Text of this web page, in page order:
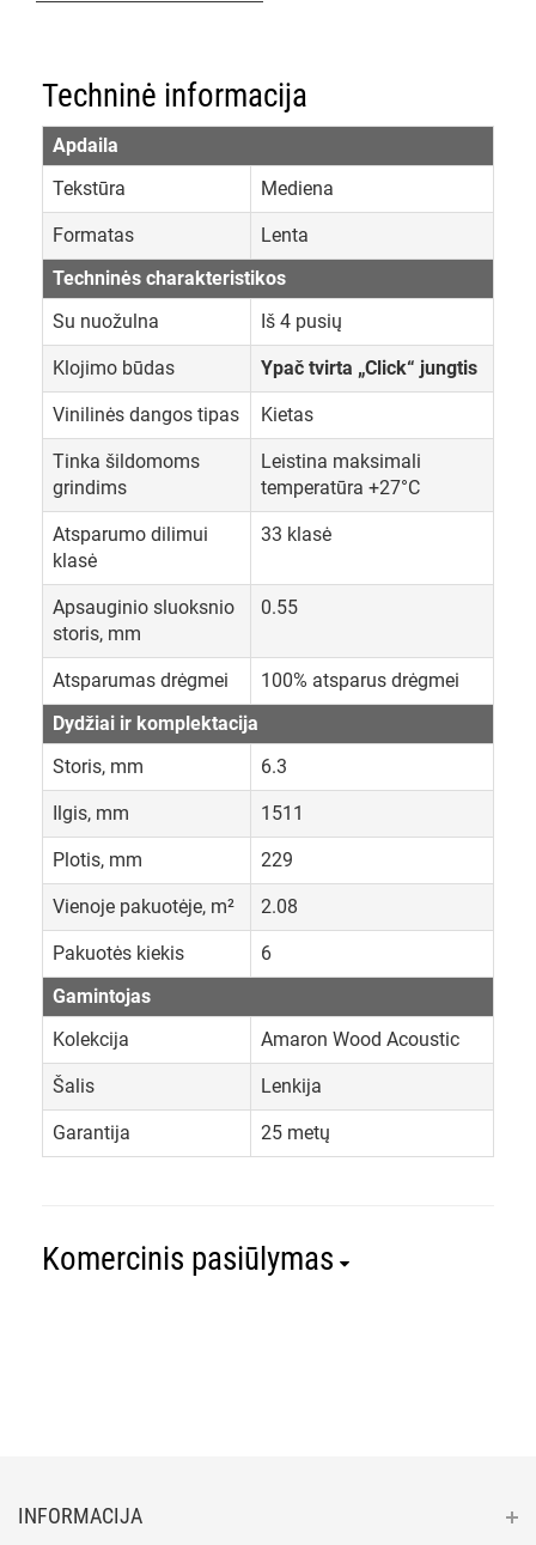
Techninė informacija
Apdaila
Tekstūra
Mediena
Formatas
Lenta
Techninės charakteristikos
Su nuožulna
Iš 4 pusių
Klojimo būdas Ypač tvirta „Click“ jungtis
Vinilinės dangos tipas Kietas
Tinka šildomoms
grindims
Leistina maksimali
temperatūra +27°C
Atsparumo dilimui
klasė
33 klasė
Apsauginio sluoksnio
storis, mm
0.55
Atsparumas drėgmei
100% atsparus drėgmei
Dydžiai ir komplektacija
Storis, mm
6.3
Ilgis, mm 1511
Plotis, mm 229
Vienoje pakuotėje, m² 2.08
Pakuotės kiekis
6
Gamintojas
Kolekcija
Amaron Wood Acoustic
Šalis Lenkija
Garantija 25 metų
Komercinis pasiūlymas
INFORMACIJA